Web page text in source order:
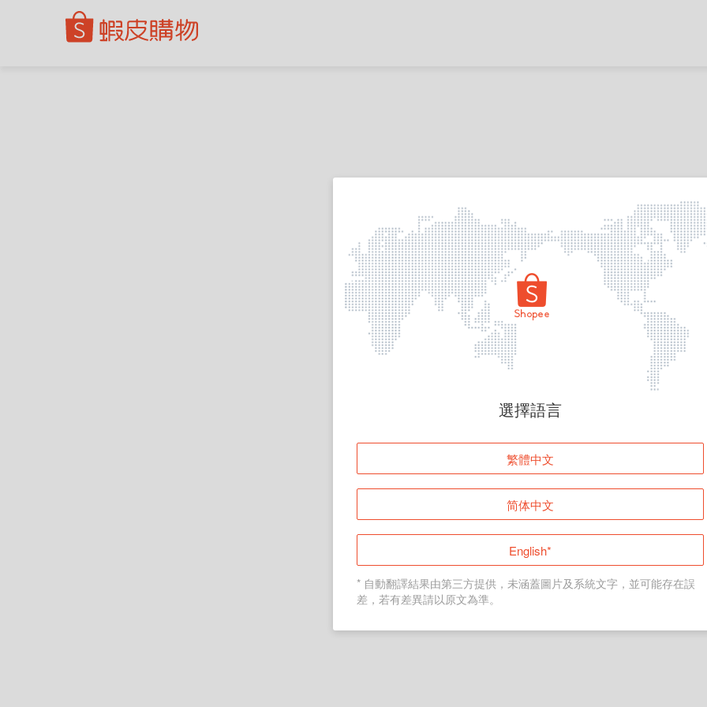
頁面無法顯示
登入
返回首頁
選擇語言
繁體中文
简体中文
English*
* 自動翻譯結果由第三方提供，未涵蓋圖片及系統文字，並可能存在誤
差，若有差異請以原文為準。